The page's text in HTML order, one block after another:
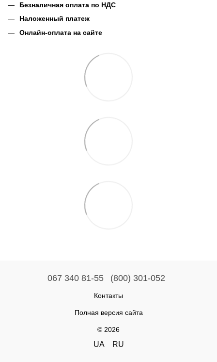
Безналичная оплата по НДС
Наложенный платеж
Онлайн-оплата на сайте
067 340 81-55 (800) 301-052
Контакты
Полная версия сайта
© 2026
UA RU